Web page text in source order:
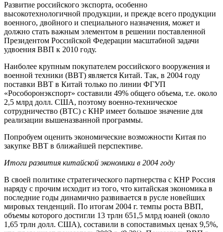
Развитие российского экспорта, особенно
высокотехнологичной продукции, и прежде всего продукции
военного, двойного и специального назначения, может и
должно стать важным элементом в решении поставленной
Президентом Российской Федерации масштабной задачи
удвоения ВВП к 2010 году.
Наиболее крупным покупателем российского вооружения и
военной техники (ВВТ) является Китай. Так, в 2004 году
поставки ВВТ в Китай только по линии ФГУП
«Рособоронэкспорт» составили 49% общего объема, т.е. около
2,5 млрд долл. США, поэтому военно-техническое
сотрудничество (ВТС) с КНР имеет большое значение для
реализации вышеназванной программы.
Попробуем оценить экономические возможности Китая по
закупке ВВТ в ближайшей перспективе.
Итоги развития китайской экономики в 2004 году
В своей политике стратегического партнерства с КНР Россия
наряду с прочим исходит из того, что китайская экономика в
последние годы динамично развивается в русле новейших
мировых тенденций. По итогам 2004 г. темпы роста ВВП,
объемы которого достигли 13 трлн 651,5 млрд юаней (около
1,65 трлн долл. США), составили в сопоставимых ценах 9,5%,